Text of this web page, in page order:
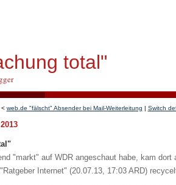
total"
< web.de "fälscht" Absender bei Mail-Weiterleitung | Switch
"markt" auf WDR angeschaut habe, kam dort
Internet" (20.07.13, 17:03 ARD)